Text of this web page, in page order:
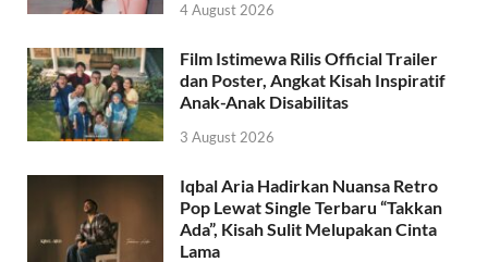
4 August 2026
Film Istimewa Rilis Official Trailer
dan Poster, Angkat Kisah Inspiratif
Anak-Anak Disabilitas
3 August 2026
Iqbal Aria Hadirkan Nuansa Retro
Pop Lewat Single Terbaru “Takkan
Ada”, Kisah Sulit Melupakan Cinta
Lama